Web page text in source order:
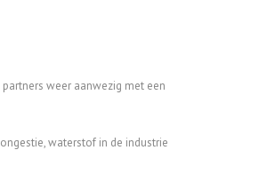
weer aanwezig met een
waterstof in de industrie